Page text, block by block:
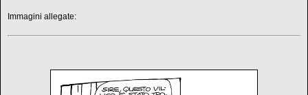
Immagini allegate: